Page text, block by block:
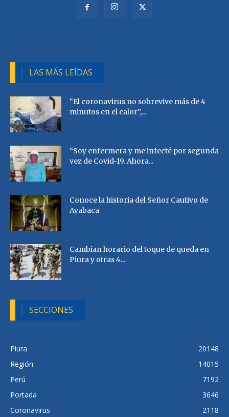
LAS MÁS LEÍDAS
“El coronavirus no sobrevive más de 4
minutos en el calor”,...
“Soy enfermera y me infecté por segunda
vez de Covid-19. Ahora...
Conoce la historia del Señor Cautivo de
Ayabaca
Cambian horario del toque de queda en
Piura y otras 4...
SECCIONES
Piura
20148
Región
14015
Perú
7192
Portada
3646
Coronavirus
2118